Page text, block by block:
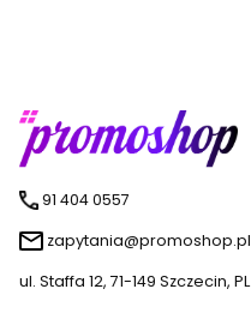
91 404 0557
zapytania@promoshop.pl
ul. Staffa 12, 71-149 Szczecin, PL